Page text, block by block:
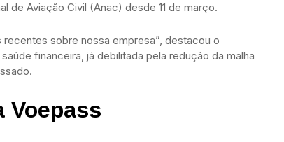
de Aviação Civil (Anac) desde 11 de março.
sobre nossa empresa”, destacou o
financeira, já debilitada pela redução da malha
Voepass